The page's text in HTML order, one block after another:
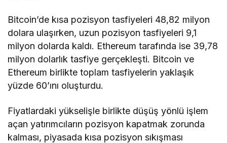
Bitcoin’de kısa pozisyon tasfiyeleri 48,82 milyon
dolara ulaşırken, uzun pozisyon tasfiyeleri 9,1
milyon dolarda kaldı. Ethereum tarafında ise 39,78
milyon dolarlık tasfiye gerçekleşti. Bitcoin ve
Ethereum birlikte toplam tasfiyelerin yaklaşık
yüzde 60’ını oluşturdu.
Fiyatlardaki yükselişle birlikte düşüş yönlü işlem
açan yatırımcıların pozisyon kapatmak zorunda
kalması, piyasada kısa pozisyon sıkışması